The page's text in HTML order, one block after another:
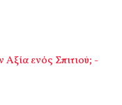
Αξία ενός Σπιτιού; -